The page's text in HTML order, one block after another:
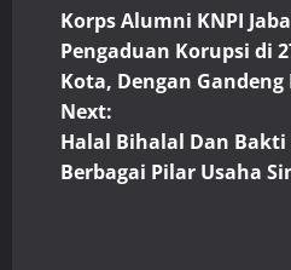
o
s
t
Korps Alumni KNPI
Pengaduan Korupsi di
Kota, Dengan Gandeng
Next:
Halal Bihalal Dan Bakti
Berbagai Pilar Usaha